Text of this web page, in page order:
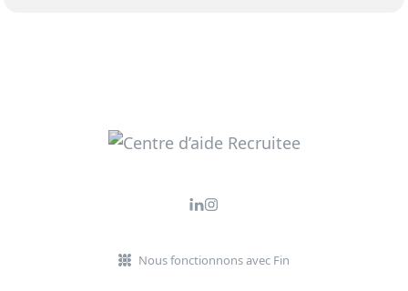
Nous fonctionnons avec Fin